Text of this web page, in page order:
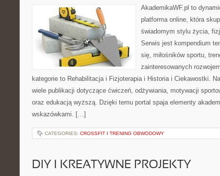
AkademikaWF.pl to
platforma online, która
świadomym stylu życia,
Serwis jest kompendium
się, miłośników sportu,
zainteresowanych
kategorie to Rehabilitacja i Fizjoterapia i Historia i Ciekawostki.
wiele publikacji dotyczące ćwiczeń, odżywiania, motywacji
oraz edukacją wyższą. Dzięki temu portal spaja elementy
wskazówkami. […]
CATEGORIES: CROSSFIT I TRENING OBWODOWY
DIY I KREATYWNE PROJEKTY